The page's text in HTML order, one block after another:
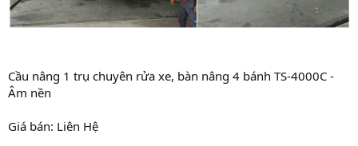
Cầu nâng 1 trụ chuyên rửa xe, bàn nâng 4 bánh TS-4000C -
Âm nền
Giá bán: Liên Hệ